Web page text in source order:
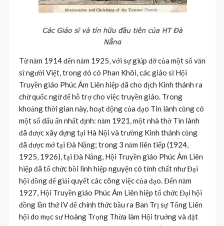
Từ năm 1914 đến năm 1925, với sự giúp đỡ của một số văn
sĩ người Việt, trong đó có Phan Khôi, các giáo sĩ Hội
Truyền giáo Phúc Âm Liên hiệp đã cho dịch Kinh thánh ra
chữ quốc ngữ để hỗ trợ cho việc truyền giáo. Trong
khoảng thời gian này, hoạt động của đạo Tin lành cũng có
một số dấu ấn nhất định: năm 1921, một nhà thờ Tin lành
đã được xây dựng tại Hà Nội và trường Kinh thánh cũng
đã được mở tại Đà Nẵng; trong 3 năm liên tiếp (1924,
1925, 1926), tại Đà Nẵng, Hội Truyền giáo Phúc Âm Liên
hiệp đã tổ chức bồi linh hiệp nguyện có tính chất như Đại
hội đồng để giải quyết các công việc của đạo. Đến năm
1927, Hội Truyền giáo Phúc Âm Liên hiệp tổ chức Đại hội
đồng lần thứ IV để chính thức bầu ra Ban Trị sự Tổng Liên
hội do mục sư Hoàng Trọng Thừa làm Hội truởng và đặt